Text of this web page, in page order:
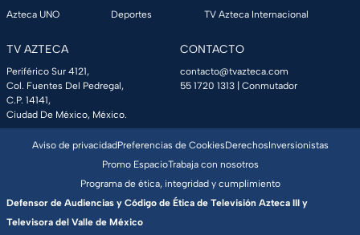
Azteca UNO
Deportes
TV Azteca Internacional
TV AZTECA
Periférico Sur 4121,
Col. Fuentes Del Pedregal,
C.P. 14141,
Ciudad De México, México.
CONTACTO
contacto@tvazteca.com
55 1720 1313 | Conmutador
Aviso de privacidadPreferencias de CookiesDerechosInversionistas
Promo EspacioTrabaja con nosotros
Programa de ética, integridad y cumplimiento
Defensor de Audiencias y Código de Ética de Televisión Azteca III y
Televisora del Valle de México